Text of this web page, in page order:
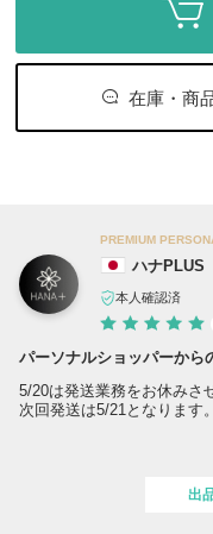
在庫・商
PREMIUM
ハナPLUS
本人確認済
パーソナルショッパーから
5/20は発送業務をお休みさ
次回発送は5/21となります。
出